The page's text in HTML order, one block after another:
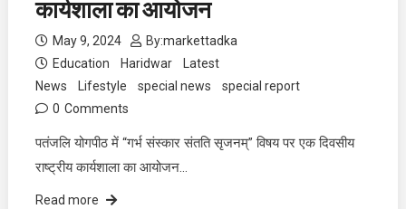
कार्यशाला का आयोजन
May 9, 2024 By:markettadka
Education
Haridwar
Latest
News
Lifestyle special news
special report
0 Comments
पतंजलि योगपीठ में “गर्भ संस्कार संतति सृजनम्” विषय पर एक दिवसीय
राष्ट्रीय कार्यशाला का आयोजन…
Read more